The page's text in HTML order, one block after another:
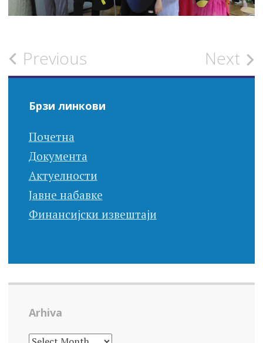
Post
navigation
Previous Next
Брзи линкови
Почетна
Документа
Актуелности
Јавне набавке
Финансијски извештаји
Arhiva
ARHIVA